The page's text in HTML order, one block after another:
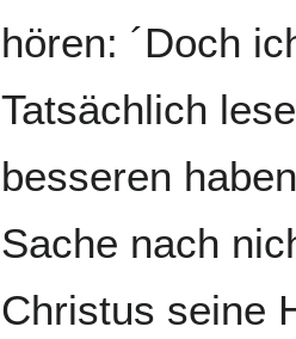
hören: ´Doch
Tatsächlich
besseren
Sache nach
Christus seine